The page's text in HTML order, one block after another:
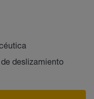
deslizamiento